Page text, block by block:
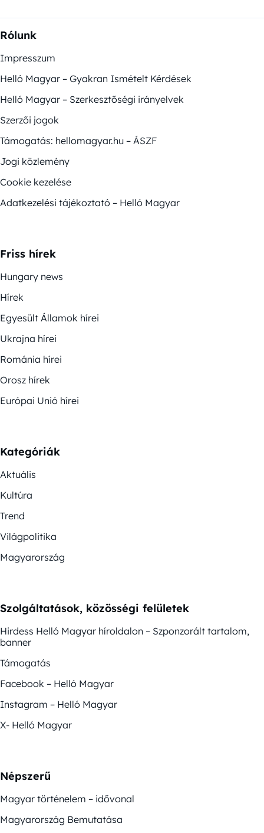
Rólunk
Impresszum
Helló Magyar – Gyakran Ismételt Kérdések
Helló Magyar – Szerkesztőségi irányelvek
Szerzői jogok
Támogatás: hellomagyar.hu – ÁSZF
Jogi közlemény
Cookie kezelése
Adatkezelési tájékoztató – Helló Magyar
Friss hírek
Hungary news
Hírek
Egyesült Államok hírei
Ukrajna hírei
Románia hírei
Orosz hírek
Európai Unió hírei
Kategóriák
Aktuális
Kultúra
Trend
Világpolitika
Magyarország
Szolgáltatások, közösségi felületek
Hirdess Helló Magyar híroldalon – Szponzorált tartalom,
banner
Támogatás
Facebook – Helló Magyar
Instagram – Helló Magyar
X- Helló Magyar
Népszerű
Magyar történelem – idővonal
Magyarország Bemutatása